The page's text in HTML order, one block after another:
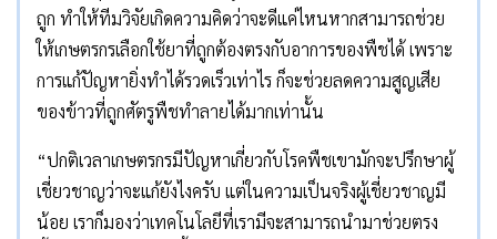
ถูก ทำให้ทีมวิจัยเกิดความคิดว่าจะดีแค่ไหนหากสามารถช่วย
ให้เกษตรกรเลือกใช้ยาที่ถูกต้องตรงกับอาการของพืชได้ เพราะ
การแก้ปัญหายิ่งทำได้รวดเร็วเท่าไร ก็จะช่วยลดความสูญเสีย
ของข้าวที่ถูกศัตรูพืชทำลายได้มากเท่านั้น
“ปกติเวลาเกษตรกรมีปัญหาเกี่ยวกับโรคพืชเขามักจะปรึกษาผู้
เชี่ยวชาญว่าจะแก้ยังไงครับ แต่ในความเป็นจริงผู้เชี่ยวชาญมี
น้อย เราก็มองว่าเทคโนโลยีที่เรามีจะสามารถนำมาช่วยตรง